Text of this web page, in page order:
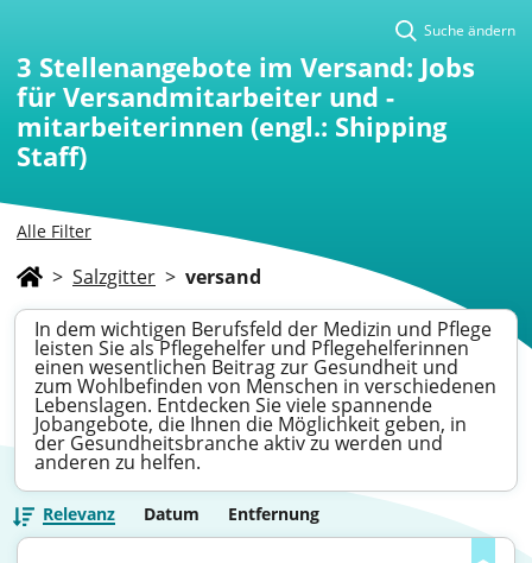
Alle Filter
Suche ändern
3 Stellenangebote im Versand: Jobs
für Versandmitarbeiter und -
mitarbeiterinnen (engl.: Shipping
Staff)
> Salzgitter > versand
In dem wichtigen Berufsfeld der Medizin und Pflege
leisten Sie als Pflegehelfer und Pflegehelferinnen
einen wesentlichen Beitrag zur Gesundheit und
zum Wohlbefinden von Menschen in verschiedenen
Lebenslagen. Entdecken Sie viele spannende
Jobangebote, die Ihnen die Möglichkeit geben, in
der Gesundheitsbranche aktiv zu werden und
anderen zu helfen.
Relevanz Datum Entfernung